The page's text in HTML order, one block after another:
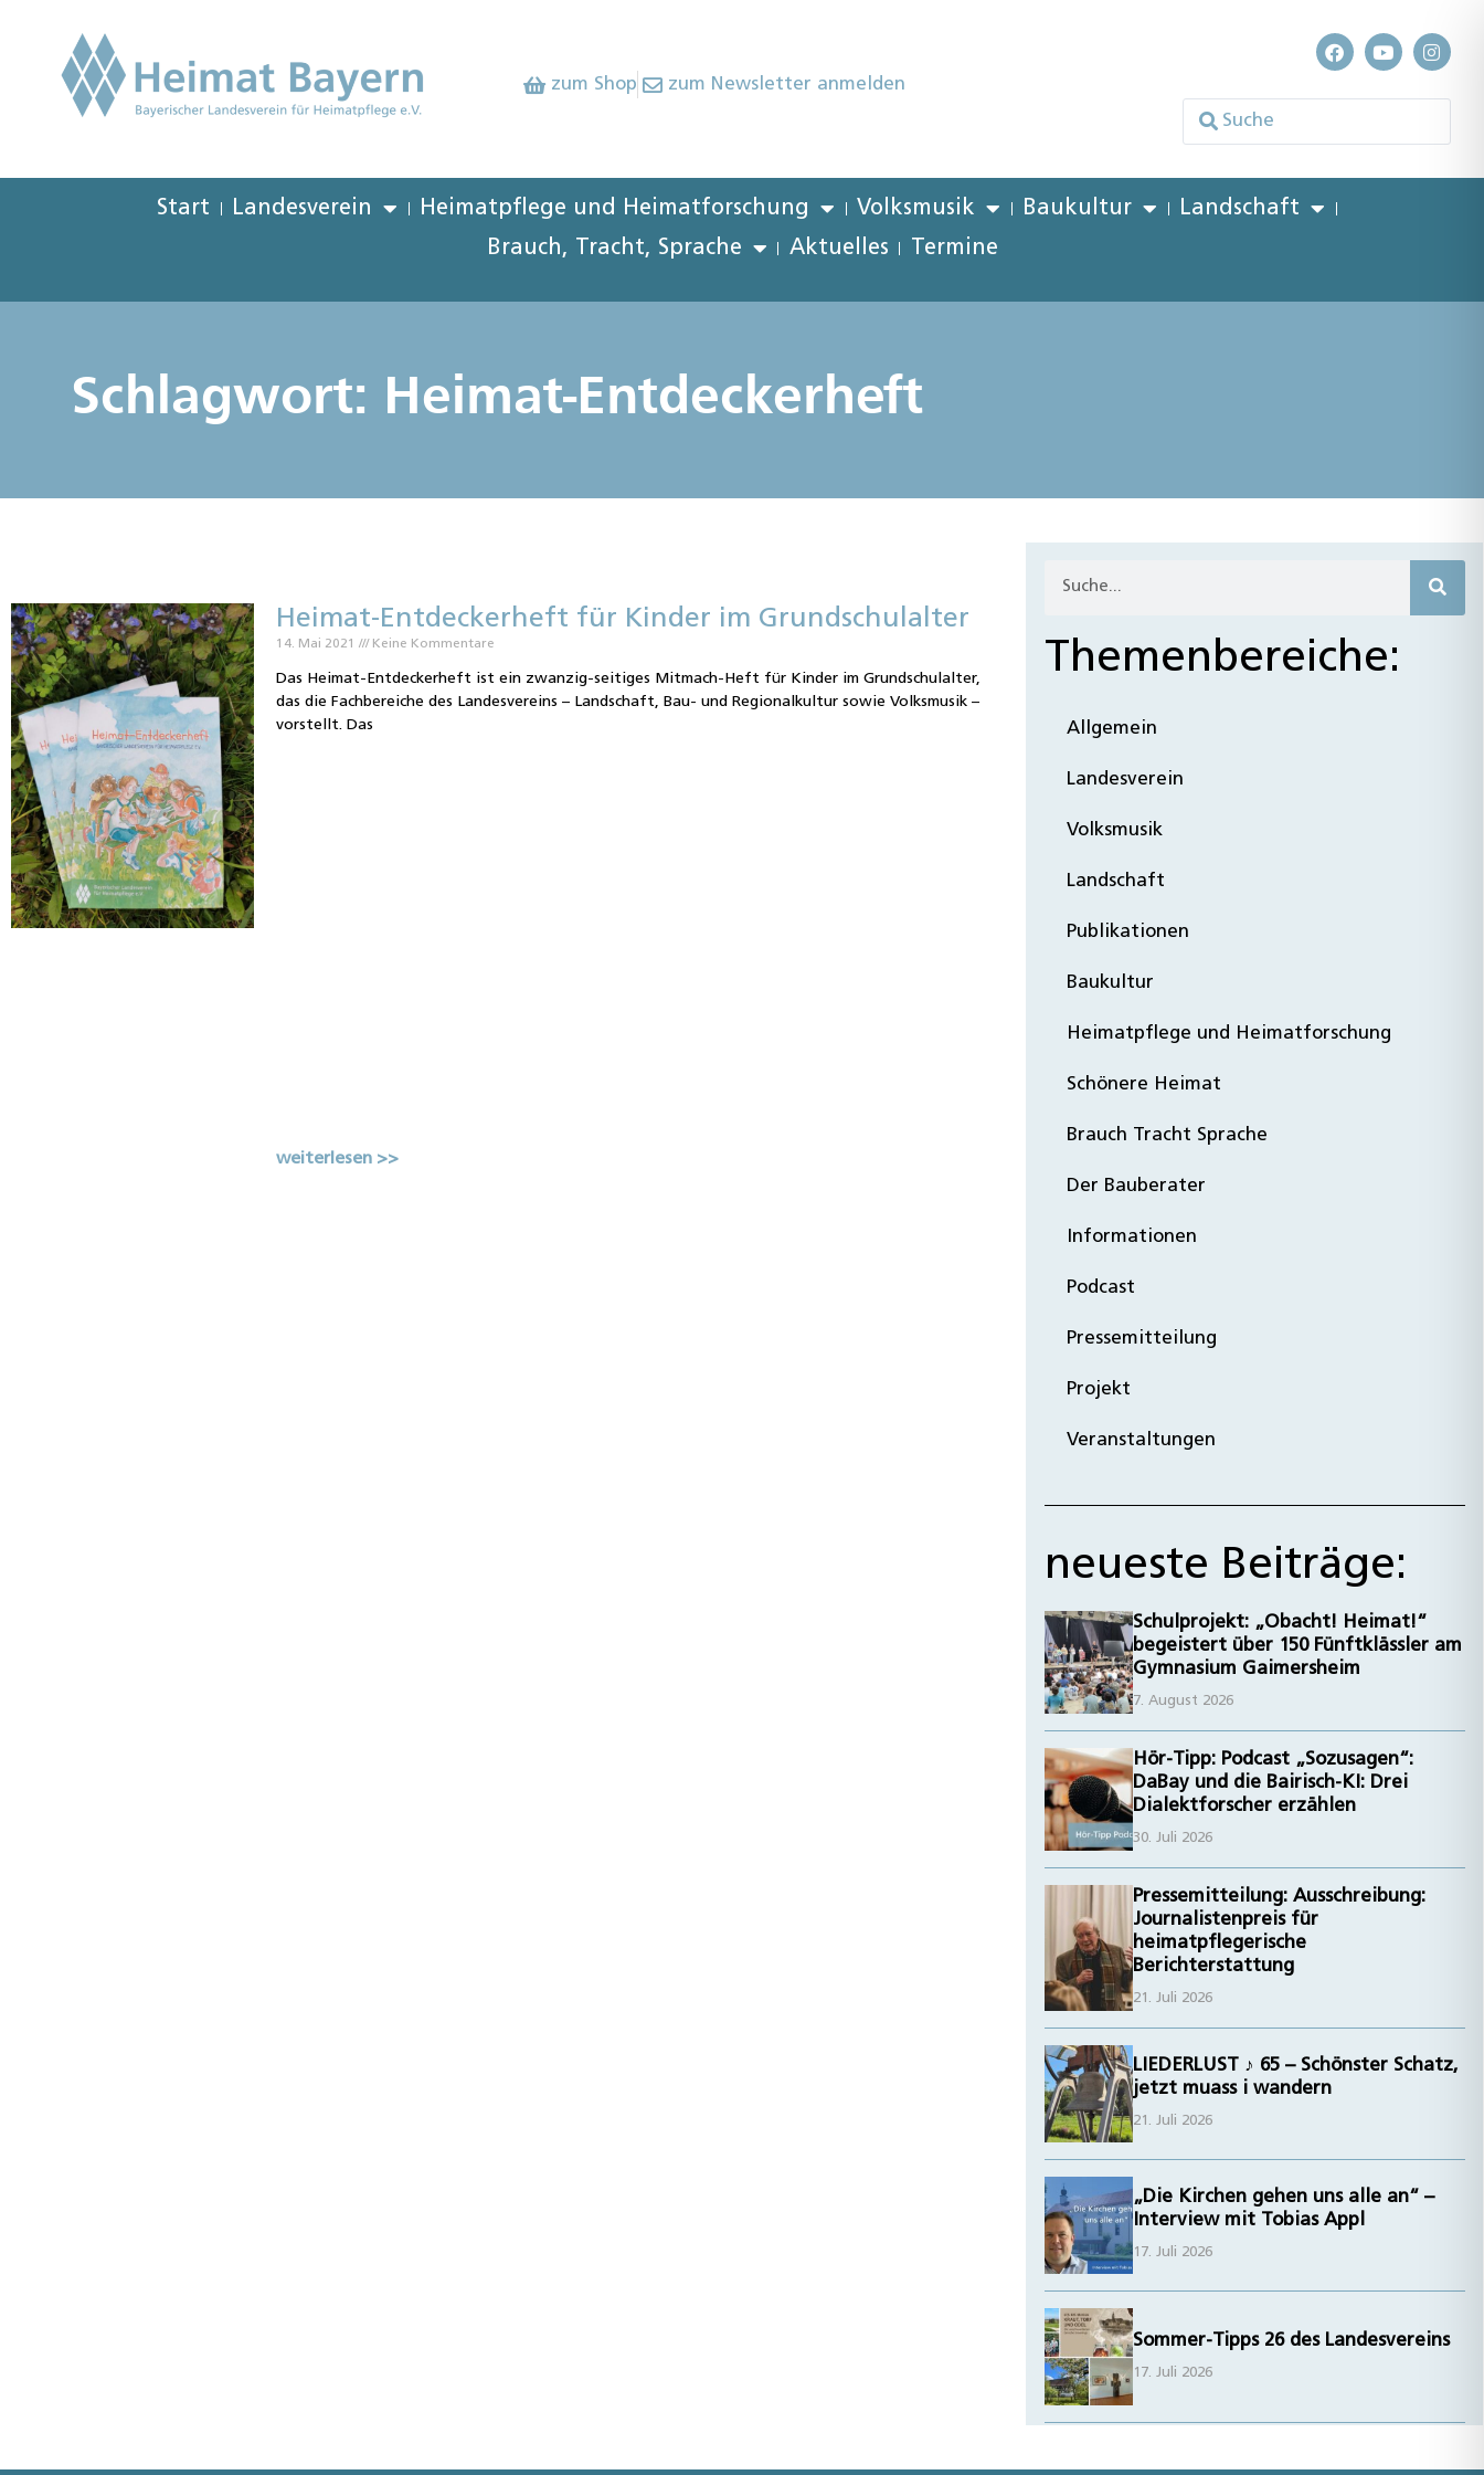
zum Shop zum Newsletter anmelden
Start Landesverein Heimatpflege und Heimatforschung Volksmusik Baukultur
Landschaft
Brauch, Tracht, Sprache
Aktuelles Termine
Schlagwort: Heimat-Entdeckerheft
Heimat-Entdeckerheft für Kinder im Grundschulalter
14. Mai 2021 Keine Kommentare
Das Heimat-Entdeckerheft ist ein zwanzig-seitiges Mitmach-Heft für Kinder im Grundschulalter,
das die Fachbereiche des Landesvereins – Landschaft, Bau- und Regionalkultur sowie Volksmusik –
vorstellt. Das
weiterlesen >>
Themenbereiche:
Allgemein
Landesverein
Volksmusik
Landschaft
Publikationen
Baukultur
Heimatpflege und Heimatforschung
Schönere Heimat
Brauch Tracht Sprache
Der Bauberater
Informationen
Podcast
Pressemitteilung
Projekt
Veranstaltungen
neueste Beiträge:
Schulprojekt: „Obacht! Heimat!“
begeistert über 150 Fünftklässler am
Gymnasium Gaimersheim
7. August 2026
Hör-Tipp: Podcast „Sozusagen“:
DaBay und die Bairisch-KI: Drei
Dialektforscher erzählen
30. Juli 2026
Pressemitteilung: Ausschreibung:
Journalistenpreis für
heimatpflegerische
Berichterstattung
21. Juli 2026
LIEDERLUST ♪ 65 – Schönster Schatz,
jetzt muass i wandern
21. Juli 2026
„Die Kirchen gehen uns alle an“ –
Interview mit Tobias Appl
17. Juli 2026
Sommer-Tipps 26 des Landesvereins
17. Juli 2026